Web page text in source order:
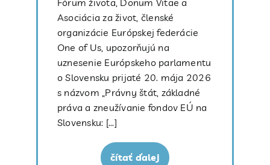
Asociácia za život, členské
organizácie Európskej federácie
One of Us, upozorňujú na
uznesenie Európskeho parlamentu
o Slovensku prijaté 20. mája 2026
s názvom „Právny štát, základné
práva a zneužívanie fondov EÚ na
Slovensku: [...]
čítať ďalej